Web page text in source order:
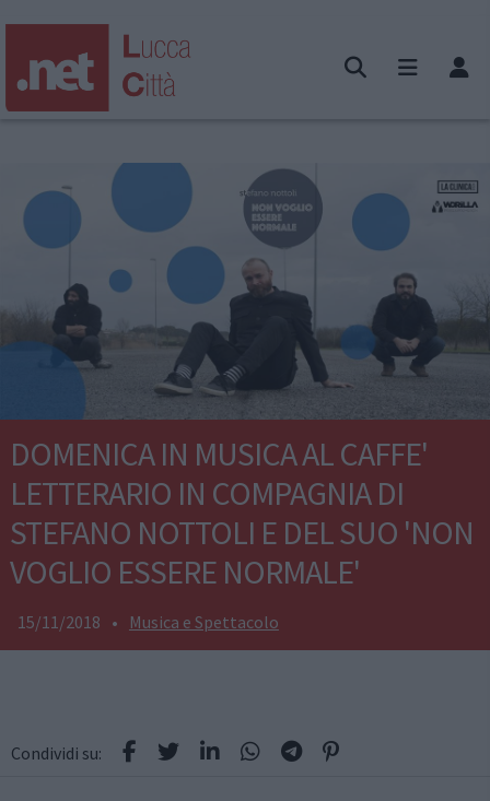
DOMENICA IN MUSICA AL CAFFE'
LETTERARIO IN COMPAGNIA DI
STEFANO NOTTOLI E DEL SUO 'NON
VOGLIO ESSERE NORMALE'
15/11/2018 • Musica e Spettacolo
Condividi su: